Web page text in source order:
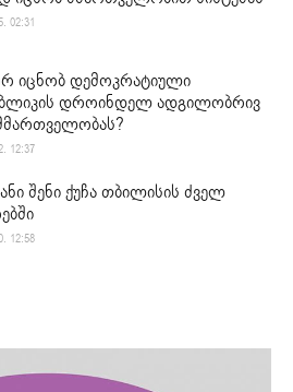
02:31
იცნობ დემოკრატიული
დროინდელ ადგილობრივ
12:37
შენი ქუჩა თბილისის ძველ
12:58